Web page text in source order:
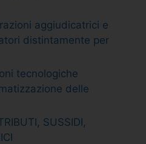
aggiudicatrici e
distintamente per
tecnologiche
delle
SUSSIDI,